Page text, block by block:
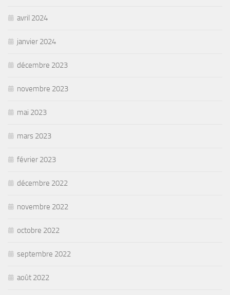
avril 2024
janvier 2024
décembre 2023
novembre 2023
mai 2023
mars 2023
février 2023
décembre 2022
novembre 2022
octobre 2022
septembre 2022
août 2022